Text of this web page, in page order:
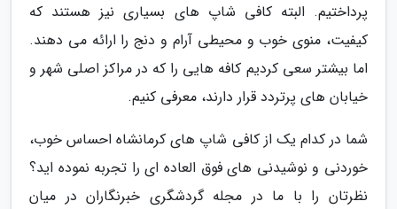
پرداختیم. البته کافی شاپ های بسیاری نیز هستند که
کیفیت، منوی خوب و محیطی آرام و دنج را ارائه می دهند.
اما بیشتر سعی کردیم کافه هایی را که در مراکز اصلی شهر و
خیابان های پرتردد قرار دارند، معرفی کنیم.
شما در کدام یک از کافی شاپ های کرمانشاه احساس خوب،
خوردنی و نوشیدنی های فوق العاده ای را تجربه نموده اید؟
نظرتان را با ما در مجله گردشگری خبرنگاران در میان